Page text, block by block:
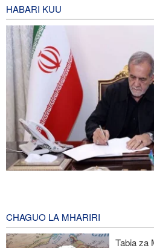
HABARI KUU
CHAGUO LA MHARIRI
Tabia za